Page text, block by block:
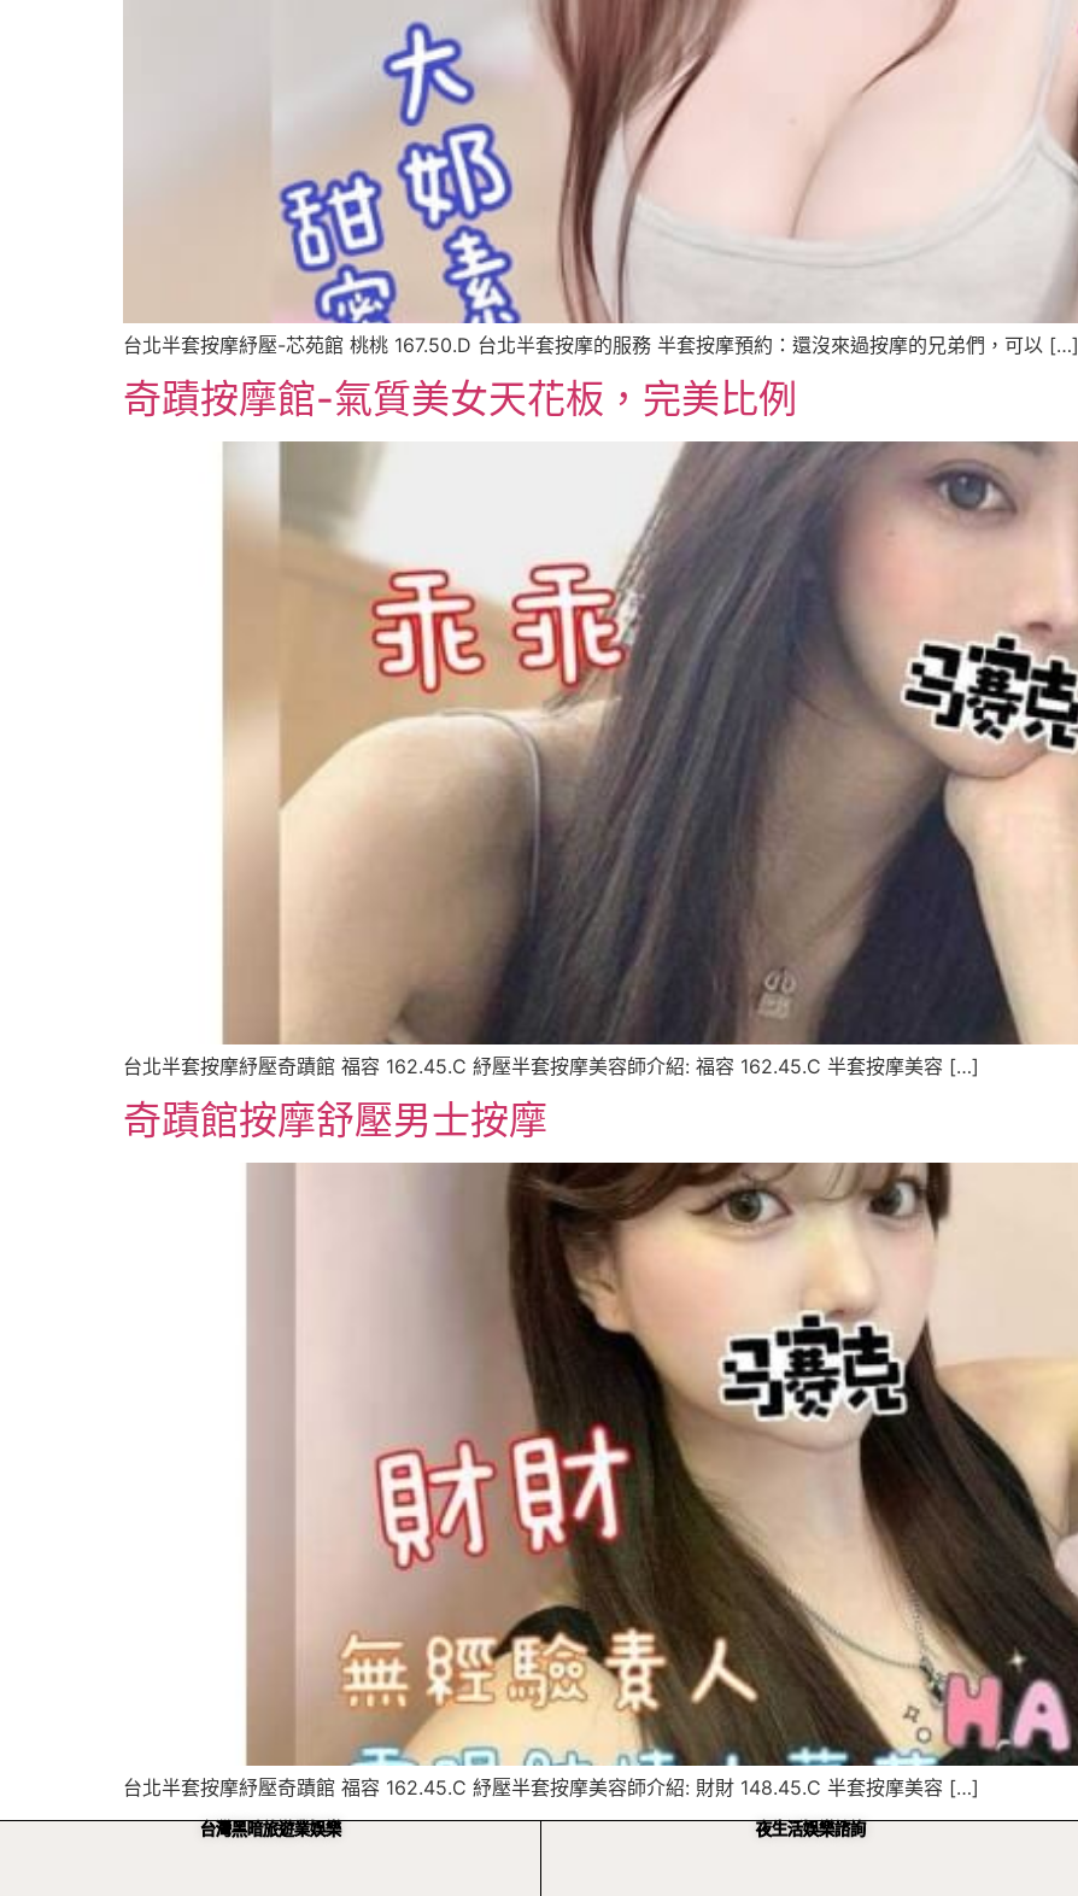
台北半套按摩紓壓-芯苑館 桃桃 167.50.D 台北半套按摩的服務 半套按摩預約：還沒來過按摩的兄弟們，可以 […]
奇蹟按摩館-氣質美女天花板，完美比例
台北半套按摩紓壓奇蹟館 福容 162.45.C 紓壓半套按摩美容師介紹: 福容 162.45.C 半套按摩美容 […]
奇蹟館按摩舒壓男士按摩
台北半套按摩紓壓奇蹟館 福容 162.45.C 紓壓半套按摩美容師介紹: 財財 148.45.C 半套按摩美容 […]
台灣黑暗旅遊業娛樂 夜生活娛樂諮詢